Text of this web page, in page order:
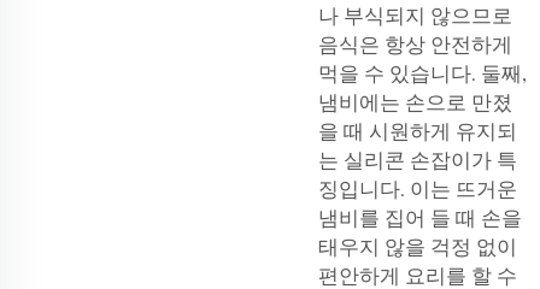
나 부식되지 않으므로
음식은 항상 안전하게
먹을 수 있습니다. 둘째,
냄비에는 손으로 만졌
을 때 시원하게 유지되
는 실리콘 손잡이가 특
징입니다. 이는 뜨거운
냄비를 집어 들 때 손을
태우지 않을 걱정 없이
편안하게 요리를 할 수